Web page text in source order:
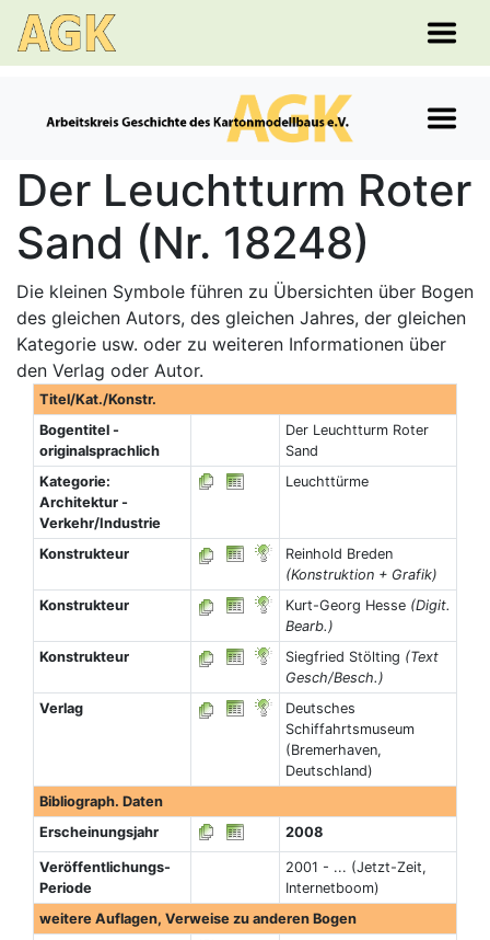
Der Leuchtturm Roter
Sand (Nr. 18248)
Die kleinen Symbole führen zu Übersichten über Bogen
des gleichen Autors, des gleichen Jahres, der gleichen
Kategorie usw. oder zu weiteren Informationen über
den Verlag oder Autor.
Titel/Kat./Konstr.
Bogentitel -
originalsprachlich
Der Leuchtturm Roter
Sand
Kategorie:
Architektur -
Verkehr/Industrie
Leuchttürme
Konstrukteur
Reinhold Breden
(Konstruktion + Grafik)
Konstrukteur
Kurt-Georg Hesse (Digit.
Bearb.)
Konstrukteur
Siegfried Stölting (Text
Gesch/Besch.)
Verlag
Deutsches
Schiffahrtsmuseum
(Bremerhaven,
Deutschland)
Bibliograph. Daten
Erscheinungsjahr
2008
Veröffentlichungs-
Periode
2001 - ... (Jetzt-Zeit,
Internetboom)
weitere Auflagen, Verweise zu anderen Bogen